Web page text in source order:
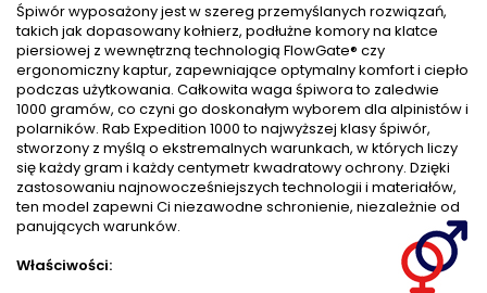
Śpiwór wyposażony jest w szereg przemyślanych rozwiązań,
takich jak dopasowany kołnierz, podłużne komory na klatce
piersiowej z wewnętrzną technologią FlowGate® czy
ergonomiczny kaptur, zapewniające optymalny komfort i ciepło
podczas użytkowania. Całkowita waga śpiwora to zaledwie
1000 gramów, co czyni go doskonałym wyborem dla alpinistów i
polarników. Rab Expedition 1000 to najwyższej klasy śpiwór,
stworzony z myślą o ekstremalnych warunkach, w których liczy
się każdy gram i każdy centymetr kwadratowy ochrony. Dzięki
zastosowaniu najnowocześniejszych technologii i materiałów,
ten model zapewni Ci niezawodne schronienie, niezależnie od
panujących warunków.
Właściwości: